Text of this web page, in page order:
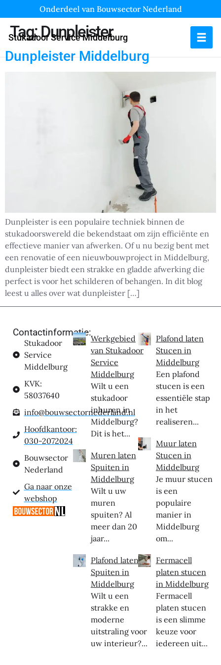
Onderdeel van Bouwsector Nederland
Stukadoor Service Middelburg
Tag:Dunpleister
Dunpleister Middelburg
Dunpleister is een populaire techniek binnen de
stukadoorswereld die bekendstaat om zijn efficiënte en
effectieve manier van afwerken. Of u nu bezig bent met
een renovatie of een nieuwbouwproject in Middelburg,
dunpleister biedt een strakke en gladde afwerking die
perfect is voor het schilderen of behangen. In dit blog
leest u alles over wat dunpleister […]
Contactinformatie:
Stukadoor
Service
Middelburg
KVK:
58037640
info@bouwsectornederland.nl
Hoofdkantoor:
030-2072024
Bouwsector
Nederland
Ga naar onze
webshop
Werkgebied
van Stukadoor
Service
Middelburg
Wilt u een
stukadoor
inhuren in
Middelburg?
Dit is het...
Muren laten
Spuiten in
Middelburg
Wilt u uw
muren
spuiten? Al
meer dan 20
jaar...
Plafond laten
Spuiten in
Middelburg
Wilt u een
strakke en
moderne
uitstraling voor
uw interieur?...
Plafond laten
Stucen in
Middelburg
Een plafond
stucen is een
essentiële stap
in het
realiseren...
Muur laten
Stucen in
Middelburg
Je muur stucen
is een
populaire
manier in
Middelburg
om...
Fermacell
platen stucen
in Middelburg
Fermacell
platen stucen
is een slimme
keuze voor
iedereen uit...